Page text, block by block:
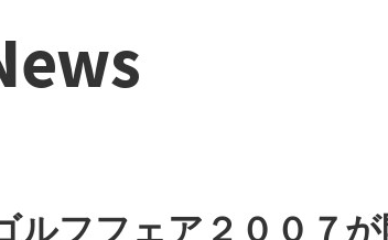
ルフフェア２００７